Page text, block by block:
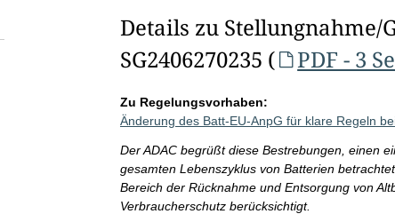
Details zu Stellungnahme/
SG2406270235 (
PDF - 3
Zu Regelungsvorhaben:
Änderung des Batt-EU-AnpG für klare Regeln
Der ADAC begrüßt diese Bestrebungen, einen
gesamten Lebenszyklus von Batterien
Bereich der Rücknahme und Entsorgung von
Verbraucherschutz berücksichtigt.